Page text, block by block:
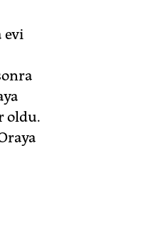
evi
oldu.